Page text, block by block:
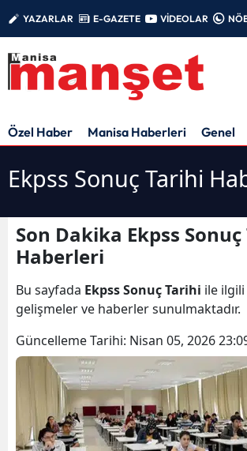
YAZARLAR E-GAZETE VİDEOLAR
Özel Haber Manisa Haberleri Genel
Ekpss Sonuç Tarihi
Son Dakika Ekpss
Haberleri
Bu sayfada Ekpss Sonuç Tarihi ile
gelişmeler ve haberler sunulmaktadır.
Güncelleme Tarihi: Nisan 05, 2026